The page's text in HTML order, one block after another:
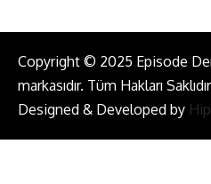
Copyright © 2025 Episode
markasıdır. Tüm Hakları
Designed & Developed by